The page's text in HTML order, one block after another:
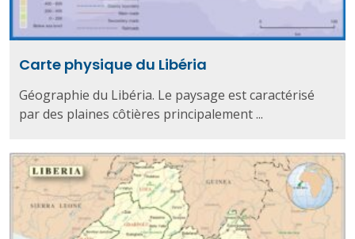
Carte physique du Libéria
Géographie du Libéria. Le paysage est caractérisé
par des plaines côtières principalement ...